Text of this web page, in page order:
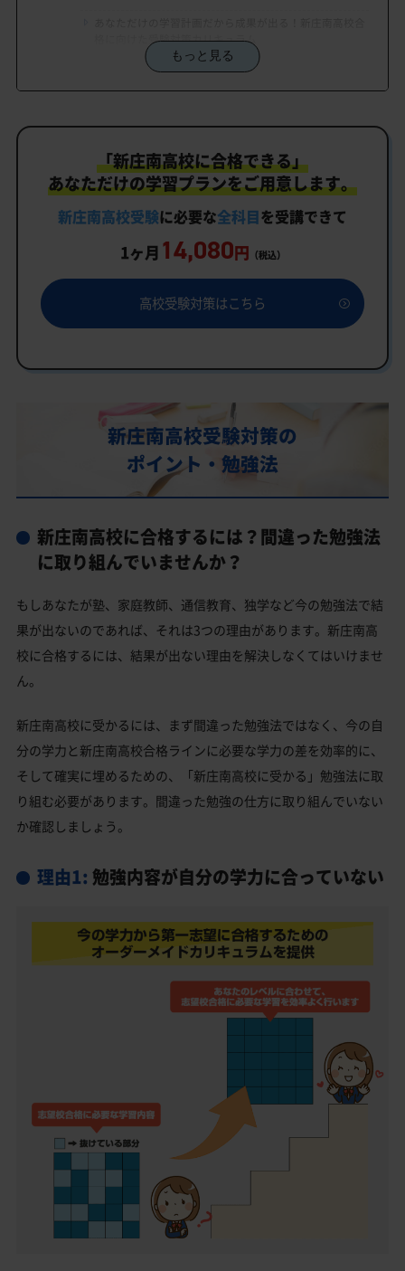
格に向けた受験対策カリキュラム
学習効果をしっかり確認定着度テスト
メイドカリキュラム」だから成果が出る！
カリキュラムや料金についてお気軽にご相談くださ
い
新庄南高校受験専門のオンライン家庭教師「いつで
もクイック指導」もご用意
新庄南高校の偏差値
新庄南高校合格に必要な内申点の目安
新庄南高校の所在地・アクセス
新庄南高校受験生からのよくある質問
もっと見る
「新庄南高校に合格できる」
あなただけの学習プランをご用意します。
新庄南高校受験に必要な全科目を受講できて
1ヶ月 14,080円 （税込）
高校受験対策はこちら
新庄南高校受験対策の
ポイント・勉強法
新庄南高校に合格するには？間違った勉強法
に取り組んでいませんか？
もしあなたが塾、家庭教師、通信教育、独学など今の勉強法で結
果が出ないのであれば、それは3つの理由があります。新庄南高
校に合格するには、結果が出ない理由を解決しなくてはいけませ
ん。
新庄南高校に受かるには、まず間違った勉強法ではなく、今の自
分の学力と新庄南高校合格ラインに必要な学力の差を効率的に、
そして確実に埋めるための、「新庄南高校に受かる」勉強法に取
り組む必要があります。間違った勉強の仕方に取り組んでいない
か確認しましょう。
理由1: 勉強内容が自分の学力に合っていない